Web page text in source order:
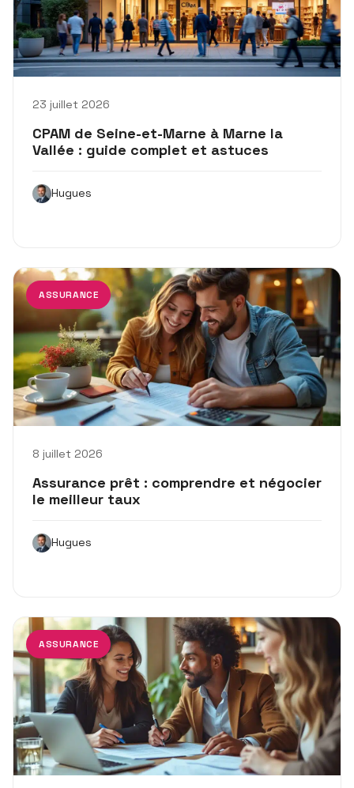
23 juillet 2026
CPAM de Seine-et-Marne à Marne la
Vallée : guide complet et astuces
Hugues
ASSURANCE
8 juillet 2026
Assurance prêt : comprendre et négocier
le meilleur taux
Hugues
ASSURANCE